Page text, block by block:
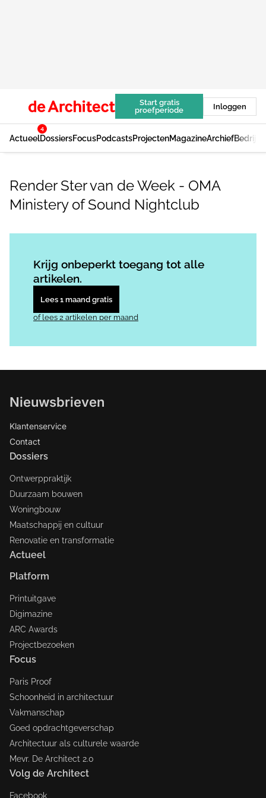
Start gratis
proefperiode
Inloggen
Actueel
4
DossiersFocusPodcastsProjectenMagazineArchief
Render Ster van de Week - OMA
Ministery of Sound Nightclub
Krijg onbeperkt toegang tot alle
artikelen.
Lees 1 maand gratis
of lees 2 artikelen per maand
Nieuwsbrieven
Klantenservice
Contact
Dossiers
Ontwerppraktijk
Duurzaam bouwen
Woningbouw
Maatschappij en cultuur
Renovatie en transformatie
Actueel
Platform
Printuitgave
Digimazine
ARC Awards
Projectbezoeken
Focus
Paris Proof
Schoonheid in architectuur
Vakmanschap
Goed opdrachtgeverschap
Architectuur als culturele waarde
Mevr. De Architect 2.0
Volg de Architect
Facebook